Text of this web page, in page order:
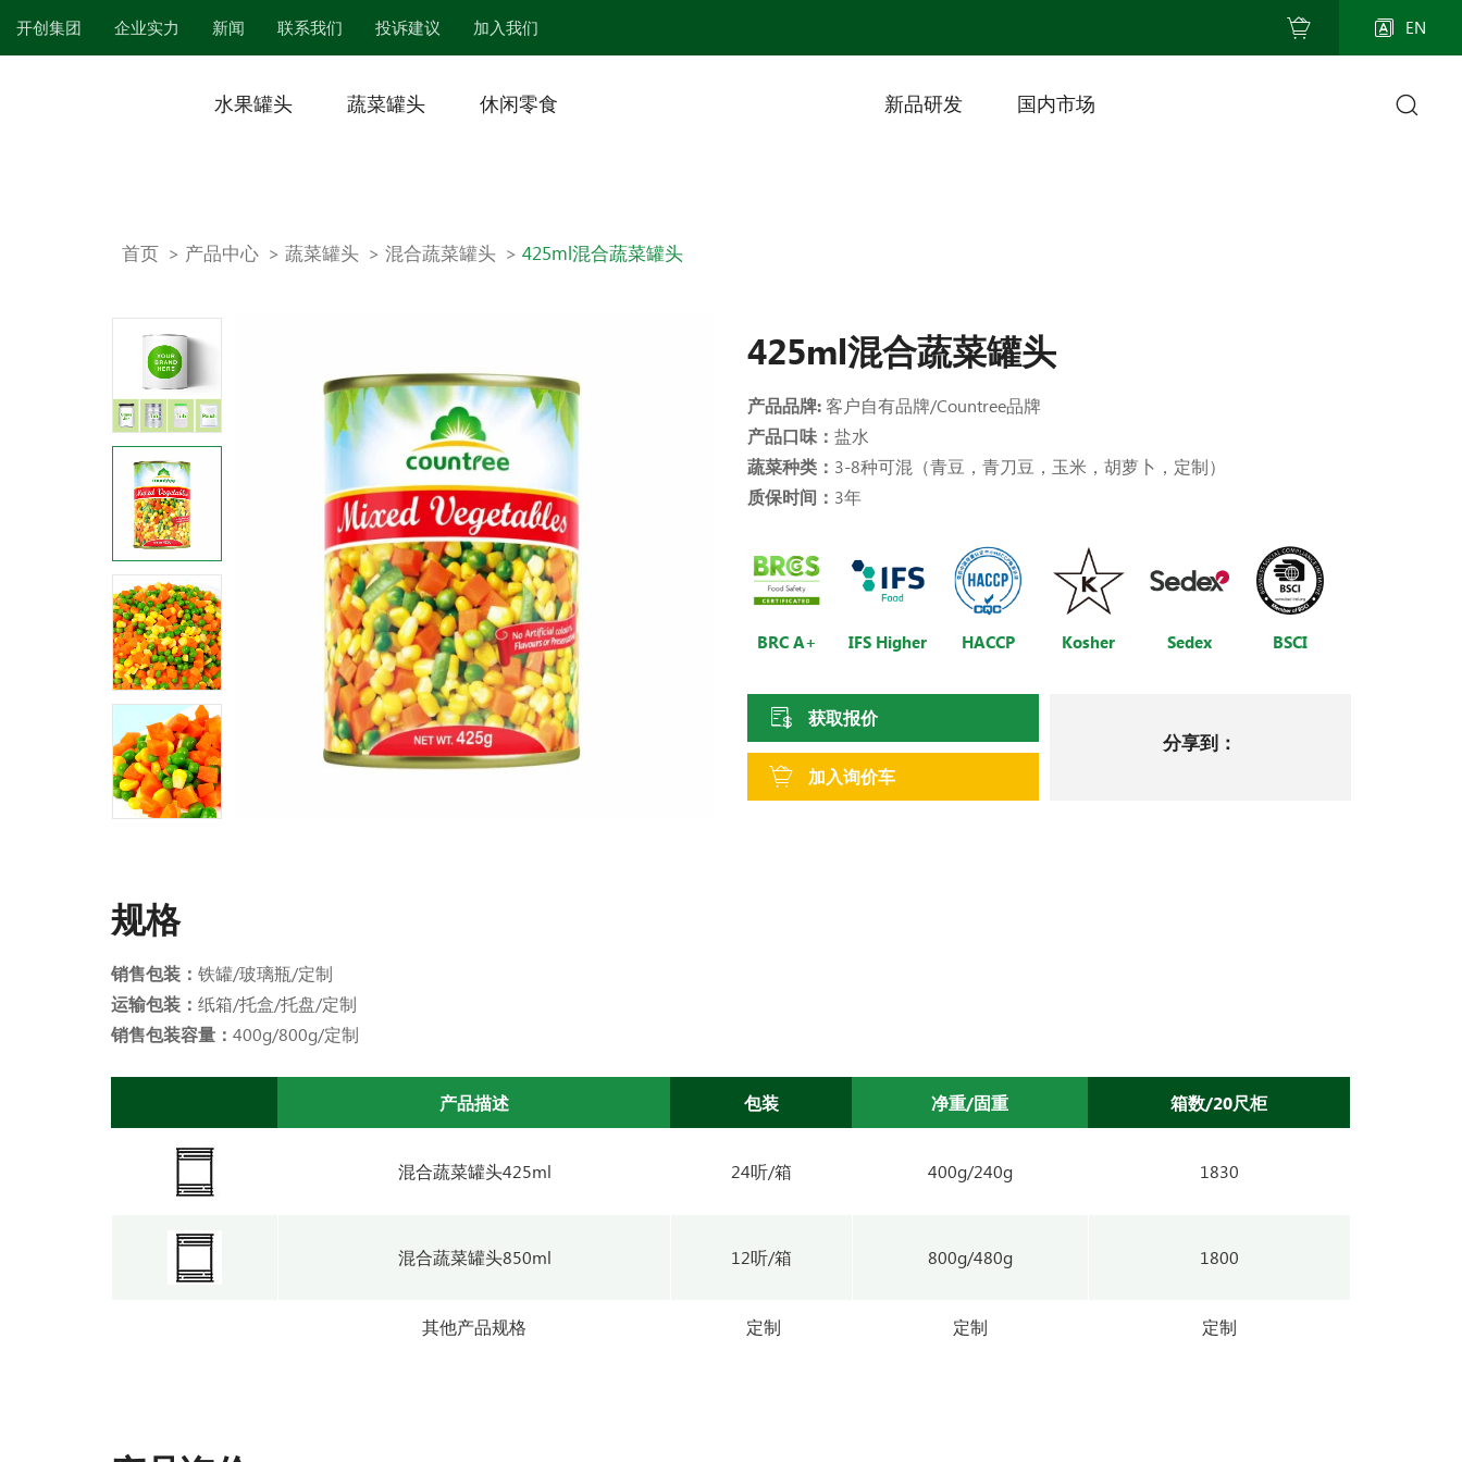
开创集团 企业实力 新闻 联系我们 投诉建议 加入我们 EN
水果罐头 蔬菜罐头 休闲零食 新品研发 国内市场
首页 产品中心 蔬菜罐头 混合蔬菜罐头 425ml混合蔬菜罐头
425ml混合蔬菜罐头
产品品牌:客户自有品牌/Countree品牌
产品口味： 盐水
蔬菜种类： 3-8种可混（青豆，青刀豆，玉米，胡萝卜，定制）
质保时间： 3年
BRC A+ IFS Higher HACCP Kosher Sedex BSCI
获取报价
加入询价车
分享到：
规格
销售包装： 铁罐/玻璃瓶/定制
运输包装： 纸箱/托盒/托盘/定制
销售包装容量： 400g/800g/定制
产品描述 包装 净重/固重 箱数/20尺柜
混合蔬菜罐头425ml 24听/箱 400g/240g 1830
混合蔬菜罐头850ml 12听/箱 800g/480g 1800
其他产品规格 定制 定制 定制